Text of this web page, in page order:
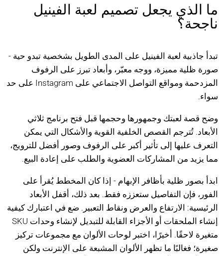
ما الذي يجعل تصميم لعبة الفينيل
ناجحة؟
تبدأ جاذبية لعبة الفينيل على المدى الطويل بشخصية تبدو حية -
صورة ظلية مميزة، ووجه معبّر، وأبعاد تبرز على الرفوف
المزدحمة ومواقع التواصل الاجتماعي على Instagram على حد
سواء.
وضح قصة لعبتك وجمهورها وحجمها قبل فتح برنامج ثلاثي
الأبعاد. تُترجم القصص الخلفية القوية والأشكال التي يمكن
التعرف عليها إلى تأثير أكبر على الرفوف وصور أفضل للترويج،
مما يزيد من المشاركات العضوية والطلب على إعادة البيع.
ابدأ بصور ظلية بأظافر الإبهام - إذا كان المخطط يُقرأ على
الفور، فإن التفاصيل ستعززه فقط. بعد ذلك، أقفل الأبعاد
الرئيسية: الارتفاع والعرض ونقاط التعبير. ضع في اعتبارك كيفية
إنشاء الملحقات أو الأجزاء القابلة للتبديل لإنشاء وحدات SKU
متغيرة لاحقًا. أخيرًا، اختبر لوحات الألوان مع مجموعات تركيز
صغيرة؛ فغالبًا ما تظهر الألوان المشبعة على الإنترنت ولكن